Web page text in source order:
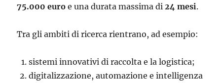
75.000 euro e una durata massima di24 mesi.
Tra gli ambiti di ricerca rientrano, ad esempio:
sistemi innovativi di raccolta e la logistica;
digitalizzazione, automazione e intelligenza